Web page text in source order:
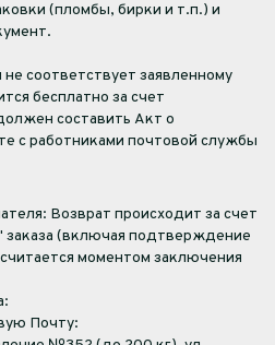
(пломбы, бирки и т.п.) и
соответствует заявленному
бесплатно за счет
составить Акт о
с работниками почтовой службы
Возврат происходит за счет
(включая подтверждение
моментом заключения
Почту: